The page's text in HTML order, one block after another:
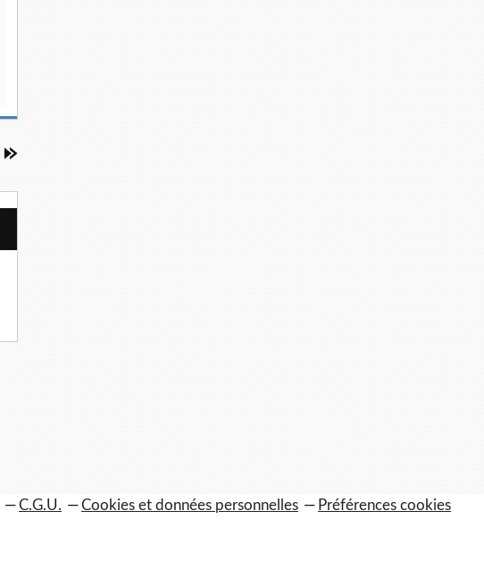
C.G.U. Cookies et données personnelles Préférences cookies